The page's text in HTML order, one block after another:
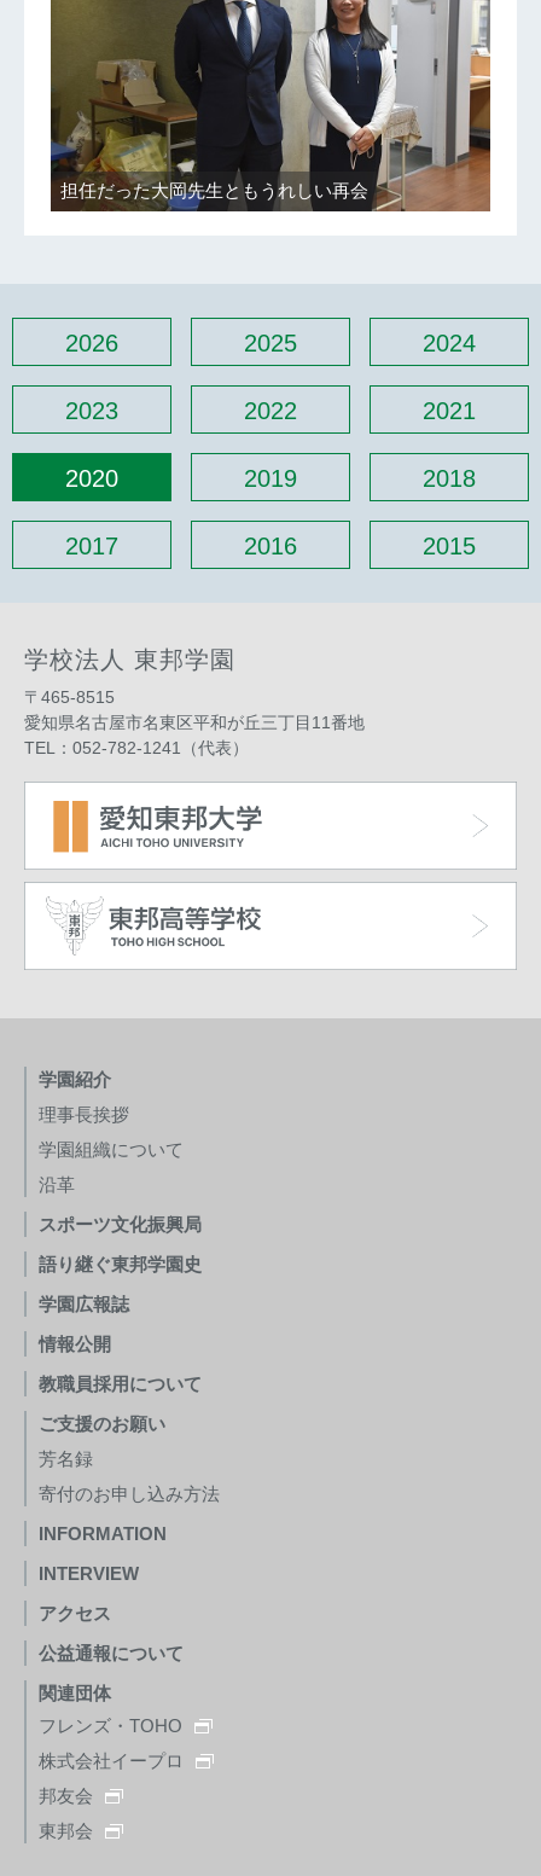
担任だった大岡先生ともうれしい再会
2026 2025 2024
2023 2022 2021
2020 2019 2018
2017 2016 2015
学校法人 東邦学園
〒465-8515
愛知県名古屋市名東区平和が丘三丁目11番地
TEL：052-782-1241（代表）
学園紹介
理事長挨拶
学園組織について
沿革
スポーツ文化振興局
語り継ぐ東邦学園史
学園広報誌
情報公開
教職員採用について
ご支援のお願い
芳名録
寄付のお申し込み方法
INFORMATION
INTERVIEW
アクセス
公益通報について
関連団体
フレンズ・TOHO
株式会社イープロ
邦友会
東邦会